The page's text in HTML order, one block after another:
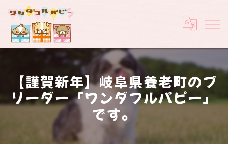
【謹賀新年】岐阜県養老町のブ
リーダー「ワンダフルパピー」
です。